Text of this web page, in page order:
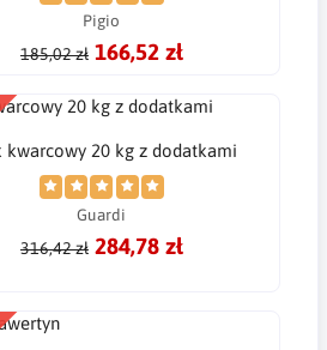
Pigio
185,02 zł 166,52 zł
kwarcowy 20 kg z dodatkami
Guardi
316,42 zł 284,78 zł